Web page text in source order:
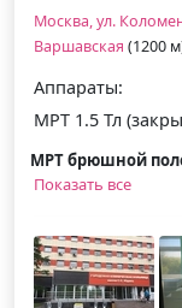
Москва, ул.
Варшавская (1200
Аппараты:
МРТ 1.5 Тл
МРТ брюшной
Показать все